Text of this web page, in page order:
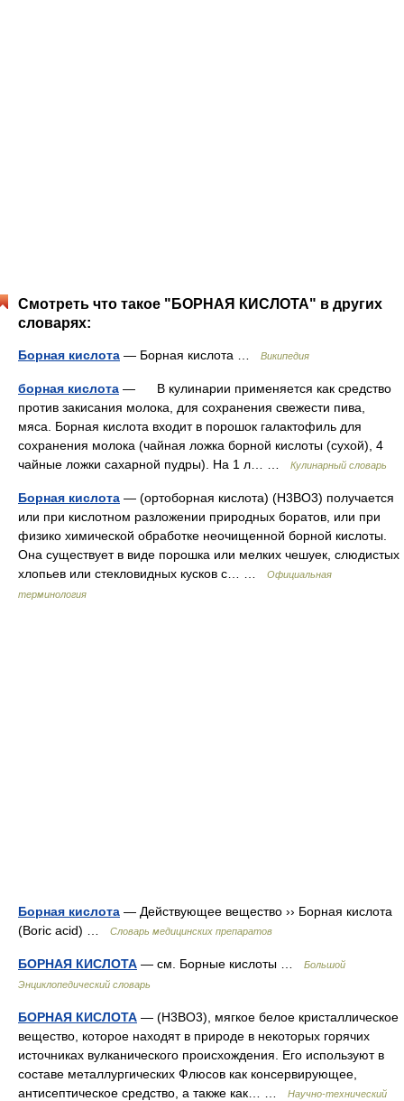
Смотреть что такое "БОРНАЯ КИСЛОТА" в других
словарях:
Борная кислота — Борная кислота … Википедия
борная кислота — В кулинарии применяется как средство
против закисания молока, для сохранения свежести пива,
мяса. Борная кислота входит в порошок галактофиль для
сохранения молока (чайная ложка борной кислоты (сухой), 4
чайные ложки сахарной пудры). На 1 л… …
Кулинарный словарь
Борная кислота — (ортоборная кислота) (H3BO3) получается
или при кислотном разложении природных боратов, или при
физико химической обработке неочищенной борной кислоты.
Она существует в виде порошка или мелких чешуек, слюдистых
хлопьев или стекловидных кусков с… …
Официальная
терминология
Борная кислота — Действующее вещество ›› Борная кислота
(Boric acid) …
Словарь медицинских препаратов
БОРНАЯ КИСЛОТА — см. Борные кислоты …
Большой
Энциклопедический словарь
БОРНАЯ КИСЛОТА — (Н3ВО3), мягкое белое кристаллическое
вещество, которое находят в природе в некоторых горячих
источниках вулканического происхождения. Его используют в
составе металлургических Флюсов как консервирующее,
антисептическое средство, а также как… …
Научно-технический